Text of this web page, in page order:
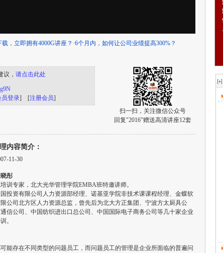
，立即拥有4000G讲座？ ·6个月内，如何让公司业绩提高300%？
议， 请点击此处
员登录] [注册会员]
扫一扫，关注微信公众号
回复"2016"赠送高清讲座12套
内容简介：
11-30
彤
训专家，北大光华管理学院EMBA班特邀讲师。
投资有限公司人力资源部经理、诺基亚学院非技术课课程经理、金蝶软
公司北方区人力资源总监，曾先后为北大方正集团、宁波方太厨具公
信公司、中国纺织进出口总公司、中国国际电子商务公司等几十家企业
。
能存在不同类型的问题员工，而问题员工的管理是企业所面临的普遍问